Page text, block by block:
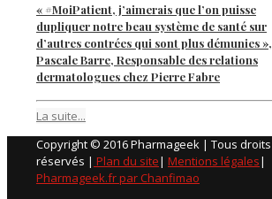
« #MoiPatient, j’aimerais que l’on puisse
dupliquer notre beau système de santé sur
d’autres contrées qui sont plus démunies »,
Pascale Barre, Responsable des relations
dermatologues chez Pierre Fabre
La suite...
Copyright © 2016 Pharmageek | Tous droits
réservés | Plan du site| Mentions légales|
Pharmageek.fr par Chanfimao